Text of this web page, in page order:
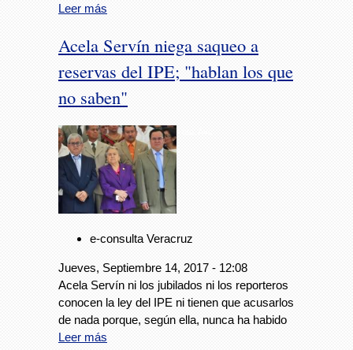
Leer más
Acela Servín niega saqueo a
reservas del IPE; "hablan los que
no saben"
e-consulta Veracruz
Jueves, Septiembre 14, 2017 - 12:08
Acela Servín ni los jubilados ni los reporteros
conocen la ley del IPE ni tienen que acusarlos
de nada porque, según ella, nunca ha habido
Leer más